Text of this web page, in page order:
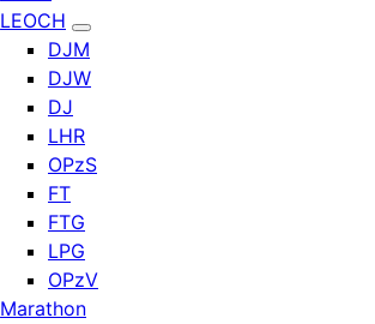
LEOCH
DJM
DJW
DJ
LHR
OPzS
FT
FTG
LPG
OPzV
Marathon